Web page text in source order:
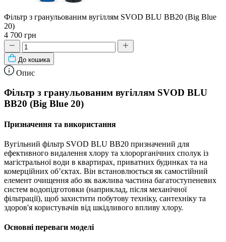
Фільтр з гранульованим вугіллям SVOD BLU BB20 (Big Blue
20)
4 700 грн
До кошика
Опис
Фільтр з гранульованим вугіллям SVOD BLU
BB20 (Big Blue 20)
Призначення та використання
Вугільний фільтр SVOD BLU BB20 призначений для
ефективного видалення хлору та хлорорганічних сполук із
магістральної води в квартирах, приватних будинках та на
комерційних об’єктах. Він встановлюється як самостійний
елемент очищення або як важлива частина багатоступеневих
систем водопідготовки (наприклад, після механічної
фільтрації), щоб захистити побутову техніку, сантехніку та
здоров'я користувачів від шкідливого впливу хлору.
Основні переваги моделі